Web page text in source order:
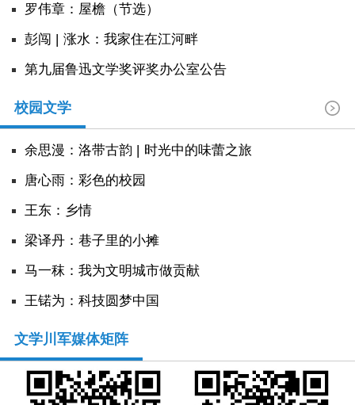
罗伟章：屋檐（节选）
彭闯 | 涨水：我家住在江河畔
第九届鲁迅文学奖评奖办公室公告
校园文学
余思漫：洛带古韵 | 时光中的味蕾之旅
唐心雨：彩色的校园
王东：乡情
​梁译丹：巷子里的小摊
马一秣：我为文明城市做贡献
王锘为：科技圆梦中国
文学川军媒体矩阵